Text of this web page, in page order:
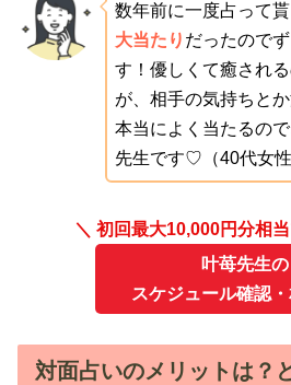
数年前に一度占って
大当たり だったので
す！優しくて癒され
が、相手の気持ちと
本当によく当たるの
先生です♡（40代女性
＼ 初回最大10,000円分相
叶苺先生の
スケジュール確認
対面占いのメリットは？